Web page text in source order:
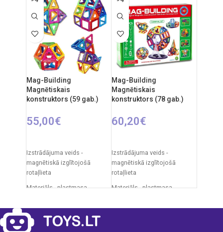
23 cm
Ieteicamais vecums: no 3
gadiem.
Izstrādājuma materiāls:
plastmasa
Ieteicamais vecums: no 3
gadiem
Elementi: 2 x AA.
Mag-Building
Magnētiskais
konstruktors (59 gab.)
55,00€
Izstrādājuma veids -
magnētiskā izglītojošā
rotaļlieta
Materiāls - plastmasa
Iepakojuma izmēri - 45 x 35 x
10 cm
Mag-Building
Magnētiskais
konstruktors (78 gab.)
60,20€
Izstrādājuma veids -
magnētiskā izglītojošā
rotaļlieta
Materiāls - plastmasa